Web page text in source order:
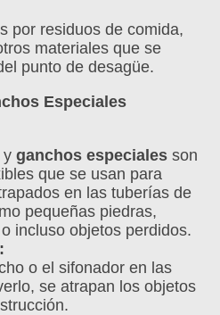
por residuos de comida,
materiales que se
punto de desagüe.
Especiales
y ganchos especiales son
que se usan para
en las tuberías de
pequeñas piedras,
incluso objetos perdidos.
o el sifonador en las
se atrapan los objetos